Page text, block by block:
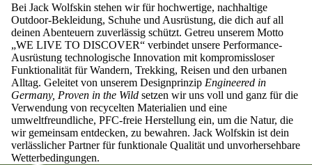
Bei Jack Wolfskin stehen wir für hochwertige, nachhaltige
Outdoor-Bekleidung, Schuhe und Ausrüstung, die dich auf all
deinen Abenteuern zuverlässig schützt. Getreu unserem Motto
„WE LIVE TO DISCOVER“ verbindet unsere Performance-
Ausrüstung technologische Innovation mit kompromissloser
Funktionalität für Wandern, Trekking, Reisen und den urbanen
Alltag. Geleitet von unserem Designprinzip Engineered in
Germany, Proven in the Wild setzen wir uns voll und ganz für die
Verwendung von recycelten Materialien und eine
umweltfreundliche, PFC-freie Herstellung ein, um die Natur, die
wir gemeinsam entdecken, zu bewahren. Jack Wolfskin ist dein
verlässlicher Partner für funktionale Qualität und unvorhersehbare
Wetterbedingungen.